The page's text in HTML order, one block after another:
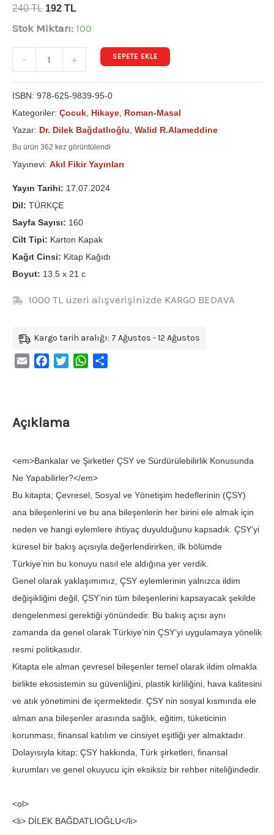
240TL 192 TL
Stok Miktarı: 100
- + SEPETE EKLE
ISBN: 978-625-9839-95-0
Kategoriler: Çocuk Hikaye Roman-Masal
Yazar: Dr. Dilek Bağdatlıoğlu Walid R.Alameddine
Bu ürün 362 kez görüntülendi
Yayınevi: Akıl Fikir Yayınları
Yayın Tarihi: 17.07.2024
Dil: TÜRKÇE
Sayfa Sayısı: 160
Cilt Tipi: Karton Kapak
Kağıt Cinsi: Kitap Kağıdı
Boyut: 13.5 x 21 c
1000 TL üzeri alışverişinizde KARGO BEDAVA
Kargo tarih aralığı: 7 Ağustos - 12 Ağustos
Email FacebookTwitterWhatsApp
Açıklama
<em>Bankalar ve Şirketler ÇSY ve Sürdürülebilirlik Konusunda
Ne Yapabilirler?</em>
Bu kitapta; Çevresel, Sosyal ve Yönetişim hedeflerinin (ÇSY)
ana bileşenlerini ve bu ana bileşenlerin her birini ele almak için
neden ve hangi eylemlere ihtiyaç duyulduğunu kapsadık. ÇSY’yi
küresel bir bakış açısıyla değerlendirirken, ilk bölüm­de
Türkiye’nin bu konuyu nasıl ele aldığına yer verdik.
Genel olarak yaklaşımımız, ÇSY eylemleri­nin yalnızca ildim
değişikliğini değil, ÇSY’nin tüm bileşenlerini kapsayacak şekilde
dengelenmesi gerektiği yönündedir. Bu bakış açısı aynı
zamanda da genel olarak Türkiye’nin ÇSY’yi uygulamaya yönelik
resmi politikasıdır.
Kitapta ele alman çevresel bileşenler temel olarak ildim olmakla
birlikte ekosistemin su güvenliğini, plastik kirliliğini, hava kalitesini
ve atık yönetimini de içermektedir. ÇSY nin sosyal kısmın­da ele
alman ana bileşenler arasında sağlık, eğitim, tüketicinin
korunması, finansal katılım ve cinsiyet eşitliği yer almaktadır.
Dolayısıyla kitap; ÇSY hakkında, Türk şirketleri, finansal
kurumları ve genel okuyucu için eksiksiz bir rehber niteliğindedir.
<ol>
<li> DİLEK BAĞDATLIOĞLU</li>